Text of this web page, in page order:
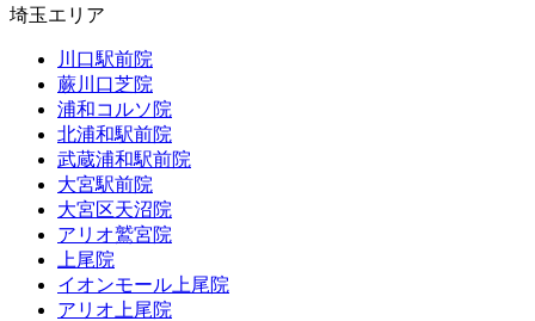
埼玉エリア
川口駅前院
蕨川口芝院
浦和コルソ院
北浦和駅前院
武蔵浦和駅前院
大宮駅前院
大宮区天沼院
アリオ鷲宮院
上尾院
イオンモール上尾院
アリオ上尾院